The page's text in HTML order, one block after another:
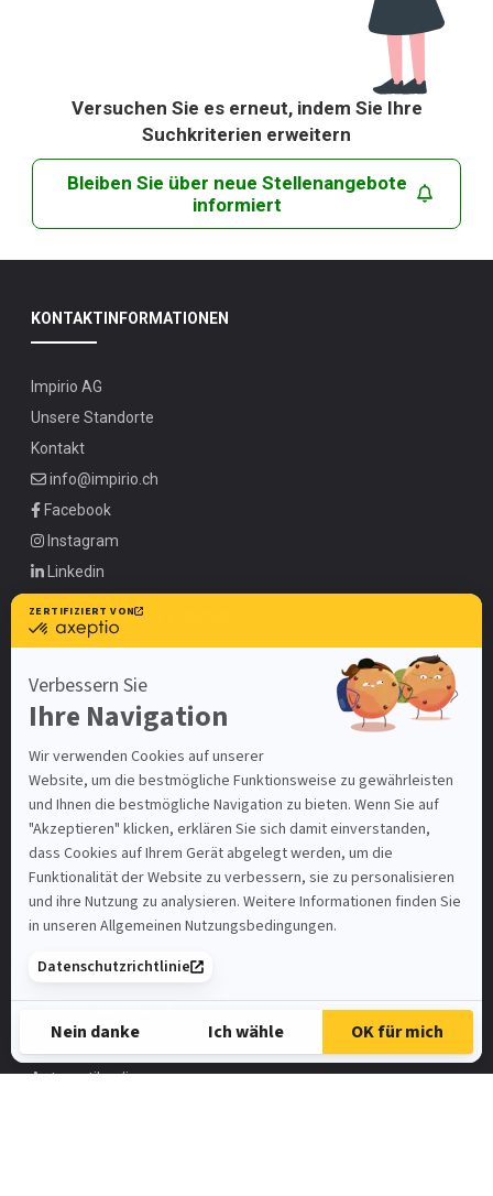
Versuchen Sie es erneut, indem Sie Ihre
Suchkriterien erweitern
Bleiben Sie über neue Stellenangebote
informiert
KONTAKTINFORMATIONEN
Impirio AG
Unsere Standorte
Kontakt
info@impirio.ch
Facebook
Instagram
Linkedin
UNSERE ANGEBOTE UNTER
Zürich
Basel-Stadt
Luzern
St. Gallen
Mein Benutzerkonto
Nutzungsbedingungen
SAMSIC-EMPLOI.CH
SAMSIC.FR
Spontanbewerbung
Automatiker/in